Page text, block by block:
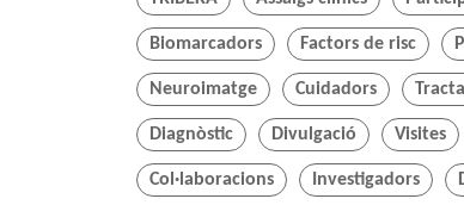
Biomarcadors Factors de risc
Neuroimatge Cuidadors
Diagnòstic Divulgació Visites
Col·laboracions Investigadors